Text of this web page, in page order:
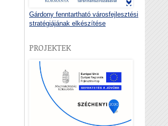
Gárdony fenntartható városfejlesztési
stratégiájának elkészítése
PROJEKTEK